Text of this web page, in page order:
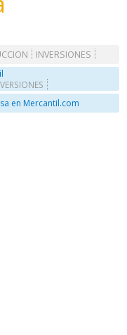
INVERSIONES
en Mercantil.com